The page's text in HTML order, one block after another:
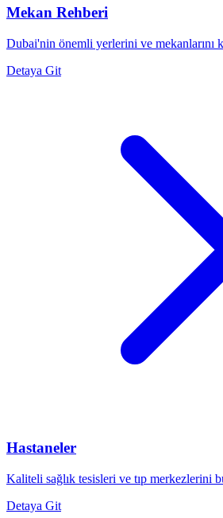
Mekan Rehberi
Dubai'nin önemli yerlerini ve mekanlarını
Detaya Git
Hastaneler
Kaliteli sağlık tesisleri ve tıp merkezlerini
Detaya Git